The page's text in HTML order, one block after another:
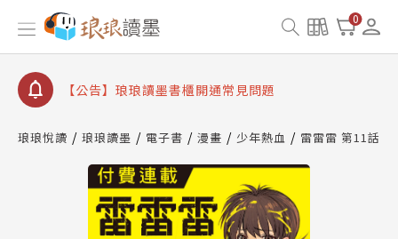
0
【公告】琅琅讀墨數位閱讀資產合併與書櫃開通申請
【公告】琅琅讀墨書櫃開通常見問題
【公告】琅琅讀墨 3 分鐘完成書櫃開通與資產合併申
請圖文教學
查詢
【公告】琅琅讀墨數位閱讀資產合併與書櫃開通申請
琅琅悅讀 琅琅讀墨 電子書 漫畫 少年熱血 雷雷雷 第11話